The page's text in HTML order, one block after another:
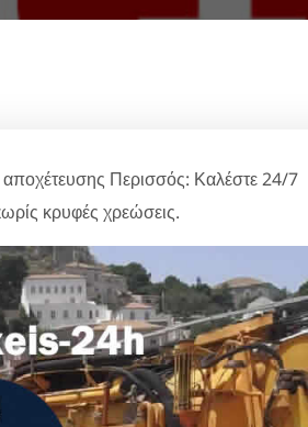
Περισσός: Καλέστε 24/7
κρυφές χρεώσεις.